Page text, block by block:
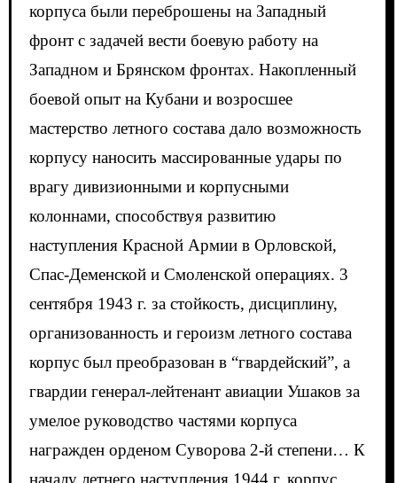
корпуса были переброшены на Западный
фронт с задачей вести боевую работу на
Западном и Брянском фронтах. Накопленный
боевой опыт на Кубани и возросшее
мастерство летного состава дало возможность
корпусу наносить массированные удары по
врагу дивизионными и корпусными
колоннами, способствуя развитию
наступления Красной Армии в Орловской,
Спас-Деменской и Смоленской операциях. 3
сентября 1943 г. за стойкость, дисциплину,
организованность и героизм летного состава
корпус был преобразован в “гвардейский”, а
гвардии генерал-лейтенант авиации Ушаков за
умелое руководство частями корпуса
награжден орденом Суворова 2-й степени… К
началу летнего наступления 1944 г. корпус